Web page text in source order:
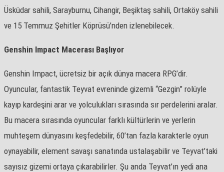
Üsküdar sahili, Sarayburnu, Cihangir, Beşiktaş sahili, Ortaköy sahili
ve 15 Temmuz Şehitler Köprüsü’nden izlenebilecek.
Genshin Impact Macerası Başlıyor
Genshin Impact, ücretsiz bir açık dünya macera RPG’dir.
Oyuncular, fantastik Teyvat evreninde gizemli “Gezgin” rolüyle
kayıp kardeşini arar ve yolculukları sırasında sır perdelerini aralar.
Bu macera sırasında oyuncular farklı kültürlerin ve yerlerin
muhteşem dünyasını keşfedebilir, 60’tan fazla karakterle oyun
oynayabilir, element savaşı sanatında ustalaşabilir ve Teyvat’taki
sayısız gizemi ortaya çıkarabilirler. Şu anda Teyvat’ın yedi ana